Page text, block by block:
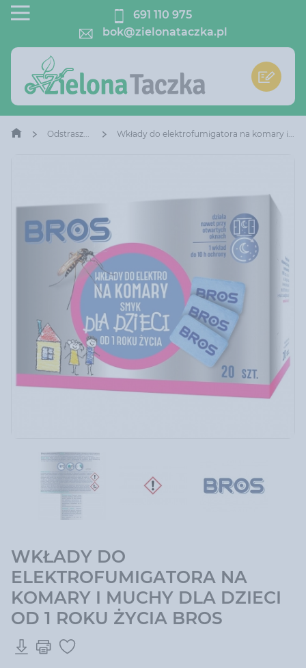
691 110 975
bok@zielonataczka.pl
Odstraszacze Owadów Wkłady do elektrofumigatora na komary i muchy dla dzieci od 1 roku życia Bros
WKŁADY DO
ELEKTROFUMIGATORA NA
KOMARY I MUCHY DLA DZIECI
OD 1 ROKU ŻYCIA BROS